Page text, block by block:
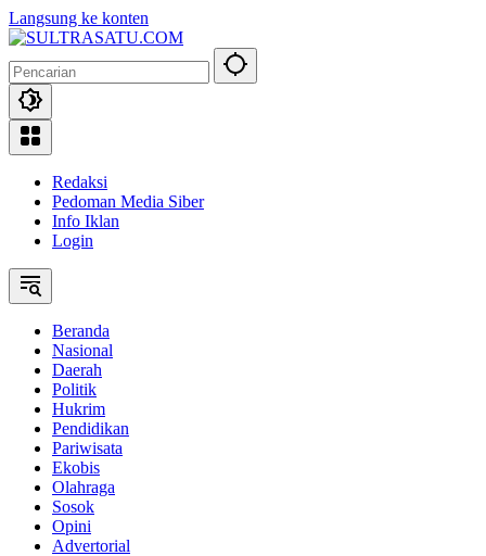
Langsung ke konten
Redaksi
Pedoman Media Siber
Info Iklan
Login
Beranda
Nasional
Daerah
Politik
Hukrim
Pendidikan
Pariwisata
Ekobis
Olahraga
Sosok
Opini
Advertorial